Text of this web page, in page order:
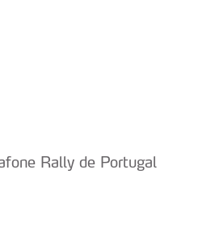
Rally de Portugal